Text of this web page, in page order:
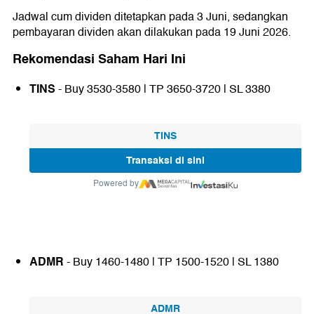
Jadwal cum dividen ditetapkan pada 3 Juni, sedangkan
pembayaran dividen akan dilakukan pada 19 Juni 2026.
Rekomendasi Saham Hari Ini
TINS- Buy 3530-3580 | TP 3650-3720 | SL 3380
TINS
Transaksi di sini
Powered by
ADMR- Buy 1460-1480 | TP 1500-1520 | SL 1380
ADMR